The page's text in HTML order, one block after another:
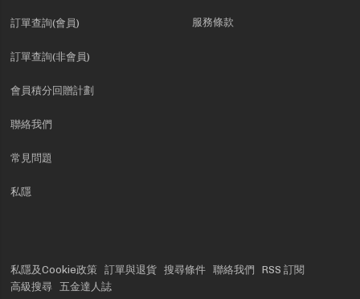
訂單查詢(會員)
訂單查詢(非會員)
會員積分回贈計劃
聯絡我們
常見問題
私隱
服務條款
私隱及Cookie政策 訂單與退貨 搜尋條件 聯絡我們
RSS 訂閱
高級搜尋
五金達人誌